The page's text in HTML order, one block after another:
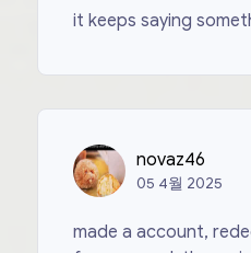
it keeps saying
novaz46
05 4월 2025
made a account,